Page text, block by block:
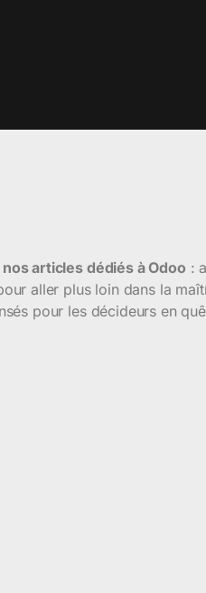
articles dédiés à Odoo :
aller plus loin dans la
pour les décideurs en